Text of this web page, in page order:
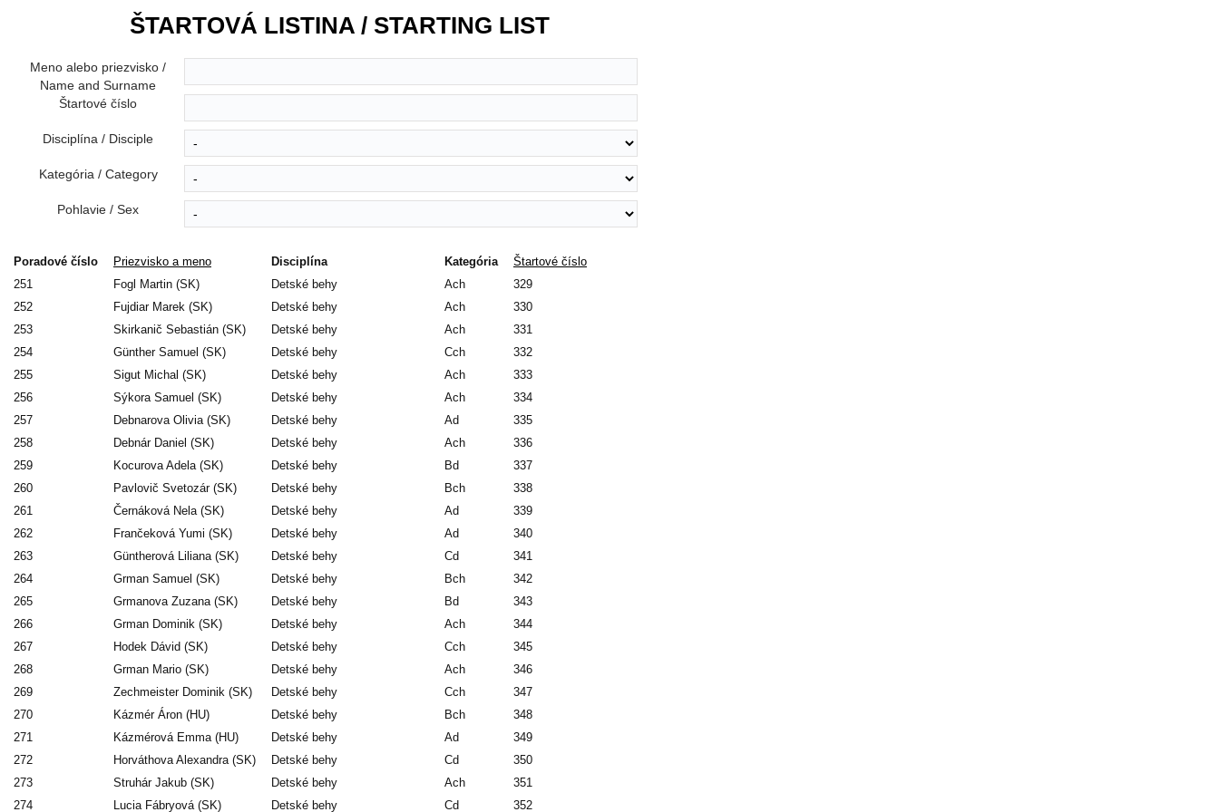
ŠTARTOVÁ LISTINA / STARTING LIST
Meno alebo priezvisko /
Name and Surname
Štartové číslo
Disciplína / Disciple
Kategória / Category
Pohlavie / Sex
Poradové číslo Priezvisko a meno Disciplína Kategória
Štartové číslo
251
Fogl Martin (SK) Detské behy Ach
329
252
Fujdiar Marek (SK) Detské behy Ach
330
253
Skirkanič Sebastián (SK) Detské behy Ach
331
254
Günther Samuel (SK) Detské behy Cch
332
255
Sigut Michal (SK) Detské behy Ach
333
256
Sýkora Samuel (SK) Detské behy Ach
334
257
Debnarova Olivia (SK) Detské behy Ad
335
258
Debnár Daniel (SK) Detské behy Ach
336
259
Kocurova Adela (SK) Detské behy Bd
337
260
Pavlovič Svetozár (SK) Detské behy Bch
338
261
Černáková Nela (SK) Detské behy Ad
339
262
Frančeková Yumi (SK) Detské behy Ad
340
263
Güntherová Liliana (SK) Detské behy Cd
341
264
Grman Samuel (SK) Detské behy Bch
342
265
Grmanova Zuzana (SK) Detské behy Bd
343
266
Grman Dominik (SK) Detské behy Ach
344
267
Hodek Dávid (SK) Detské behy Cch
345
268
Grman Mario (SK) Detské behy Ach
346
269
Zechmeister Dominik (SK) Detské behy Cch
347
270
Kázmér Áron (HU) Detské behy Bch
348
271
Kázmérová Emma (HU) Detské behy Ad
349
272
Horváthova Alexandra (SK) Detské behy Cd
350
273
Struhár Jakub (SK) Detské behy Ach
351
274
Lucia Fábryová (SK) Detské behy Cd 352